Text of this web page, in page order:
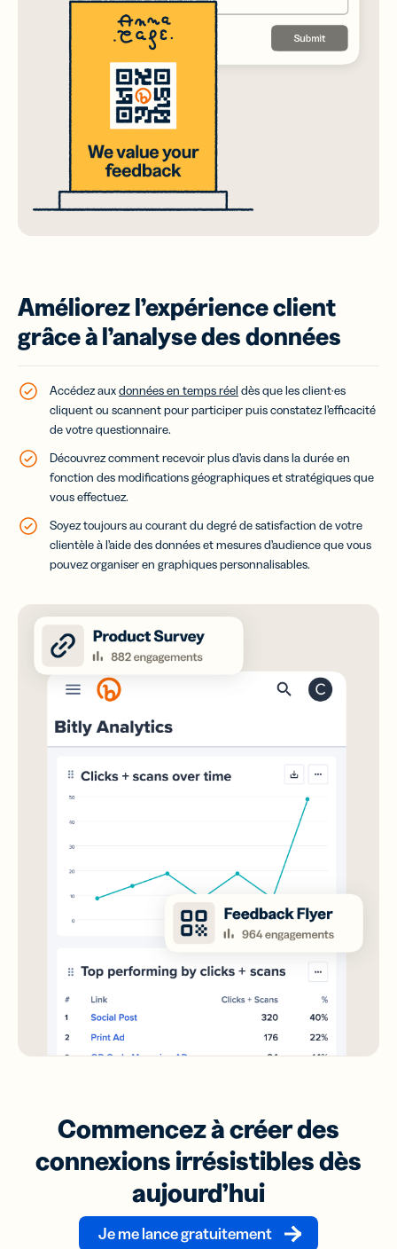
Améliorez l’expérience client
grâce à l’analyse des données
Accédez auxdonnées en temps réel dès que les client·es
cliquent ou scannent pour participer puis constatez l’efficacité
de votre questionnaire.
Découvrez comment recevoir plus d’avis dans la durée en
fonction des modifications géographiques et stratégiques que
vous effectuez.
Soyez toujours au courant du degré de satisfaction de votre
clientèle à l’aide des données et mesures d’audience que vous
pouvez organiser en graphiques personnalisables.
Commencez à créer des
connexions irrésistibles dès
aujourd’hui
Je me lance gratuitement